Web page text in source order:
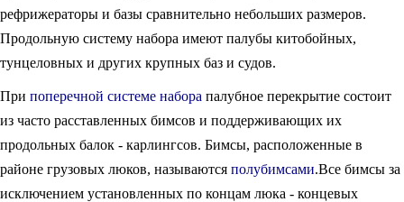
рефрижераторы и базы сравнительно небольших размеров.
Продольную систему набора имеют палубы китобойных,
тунцеловных и других крупных баз и судов.
При поперечной системе набора палубное перекрытие состоит
из часто расставленных бимсов и поддерживающих их
продольных балок - карлингсов. Бимсы, расположенные в
районе грузовых люков, называются полубимсами.Все бимсы за
исключением установленных по концам люка - концевых